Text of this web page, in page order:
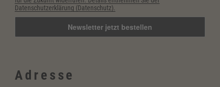
Datenschutzerklärung (Datenschutz).
Adresse